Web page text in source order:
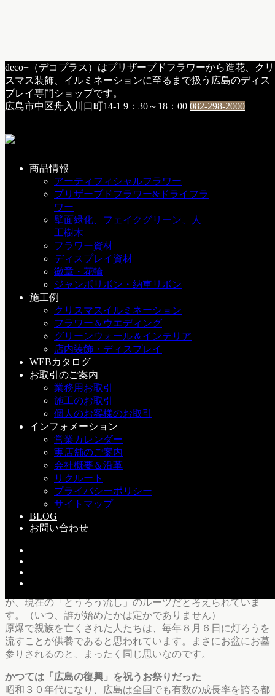
deco+（デコプラス）はプリザーブドフラワーから造花、クリ
スマス装飾、イルミネーションに至るまで扱う広島のディス
プレイ専門ショップです。
広島市中区舟入川口町14-1 9：30～18：00 082-298-2000
商品情報
アーティフィシャルフラワー
プリザーブドフラワー&ドライフラ
ワー
壁面緑化、フェイクグリーン、人
工樹木
フラワー資材
ディスプレイ資材
徽章・花輪
ジャンボリボン・納車リボン
施工例
クリスマスイルミネーション
フラワー＆ウエディング
グリーンウォール＆インテリア
店内装飾・ディスプレイ
WEBカタログ
お取引のご案内
業務用お取引
施工のお取引
個人のお客様のお取引
インフォメーション
営業カレンダー
実店舗のご案内
会社概要＆沿革
リクルート
プライバシーポリシー
サイトマップ
BLOG
お問い合わせ
HOME
i：その他
とうろう流し
昨日、社長からの「とうろう流し」でかなり地元的感想を述
べていただけでしたので、私のほうから実際「とうろう流
し」を受付した際に配布される資料をそのままをブログに記
載させていただきます。
「とうろう流し」の歴史
昭和２０年８月６日午前８時１５分、世界初の原子爆弾が広
島に投下されました。原爆は一瞬にして多くの命を奪いまし
たが、即死を免れてもひどいやけどをおった人たちが大勢い
ました。その人たちの多くは、その熱さと痛みに耐えかねて
近くの川に次々に身を投げたと言われています。
広島、横川（よこがわ）、己斐（こい）といった駅前を中心
にヤミ市がにぎわい、中心部にやっとバラック建ての商店が
建ち始めた昭和２３〜４年ごろ、両親や知人に原爆で失った
遺族、市民たちが追善と供養のため、手作り灯ろうを川に流
したのが「とうろう流し」の始まりと言われています。灯ろ
うには、亡くなられた方の名前（法名または俗名）と流した
人の名前（施主名）を書き込むのが一般的ですが、最近では
国内外から旅行で来られた方々が「平和への思い」を書かれ
る光景も目立つようになりました。長い歴史を持つ「とうろ
う流し」は「慰霊」と「ピースメッセージ」の両方の意味を
持つようになりました。
広島独特の「とうろう」の由来
日本各地には、昔からお盆の終わりの日に小さな灯ろうや、
麦わらで作った船や川を海に流す「精霊舟」とか「精霊流
し」と呼ばれる風習があります。長崎市内で８月に行われる
精霊流しの行事は、その儀式の発展型でしょう。これらは、
死者の世界へ無事送り返すための海洋民族の儀式として始ま
ったもののようです。そして、広島には「安芸門徒」特有
の、お盆にお墓で色とりどりの灯ろうを飾る「盆灯ろう」の
が、現在の「とうろう流し」のルーツだと考えられていま
す。（いつ、誰が始めたかは定かでありません）
原爆で親族を亡くされた人たちは、毎年８月６日に灯ろうを
流すことが供養であると思われています。まさにお盆にお墓
参りされるのと、まったく同じ思いなのです。
かつては「広島の復興」を祝うお祭りだった
昭和３０年代になり、広島は全国でも有数の成長率を誇る都